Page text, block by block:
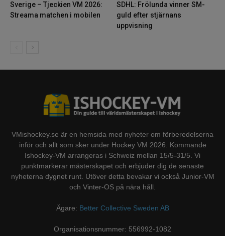
Sverige – Tjeckien VM 2026:
Streama matchen i mobilen
SDHL: Frölunda vinner SM-
guld efter stjärnans
uppvisning
VMishockey.se är en hemsida med nyheter om förberedelserna
inför och allt som sker under Hockey VM 2026. Kommande
Ishockey-VM arrangeras i Schweiz mellan 15/5-31/5. Vi
punktmarkerar mästerskapet och erbjuder dig de senaste
nyheterna dygnet runt. Utöver detta bevakar vi också Junior-VM
och Vinter-OS på nära håll.
Ägare: Better Collective Sweden AB
Organisationsnummer: 556992-1082